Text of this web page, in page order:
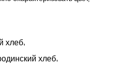
хлеб,
хлеб,